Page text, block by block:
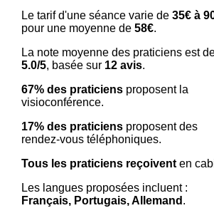
Le tarif d'une séance varie de 35€ à
pour une moyenne de 58€.
La note moyenne des praticiens est
5.0/5, basée sur 12 avis.
67% des praticiensproposent la
visioconférence.
17% des praticiensproposent des
rendez-vous téléphoniques.
Tous les praticiens reçoiventen
Les langues proposées incluent :
Français, Portugais, Allemand .